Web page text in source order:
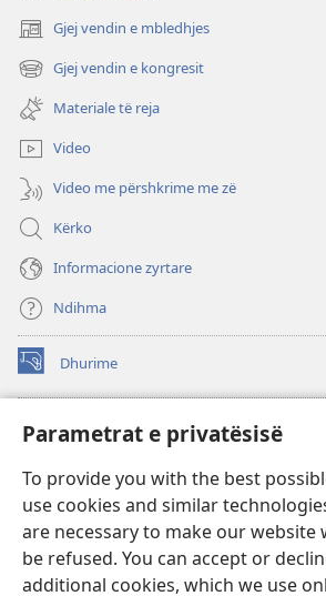
Parametrat e privatësisë
To provide you with the best
use cookies and similar
are necessary to make our website
be refused. You can accept or
additional cookies, which we use
Gjej vendin e mbledhjes
(hap
dritare
të
re)
Gjej vendin e kongresit
(hap
dritare
të
re)
Materiale të reja
Video
Video me përshkrime me zë
Kërko
Informacione zyrtare
Ndihma
Dhurime
(hap
dritare
re)
BIBLIOTEKA ONLINE Watchtower
(hap
të
re)
JW Hub
(hap
dritare
të
re)
JW Library
Biblioteka Watchtower